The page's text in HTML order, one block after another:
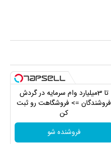
تا 3میلیارد وام سرمایه در گردش
فروشندگان => فروشگاهت رو ثبت
کن
فروشنده شو